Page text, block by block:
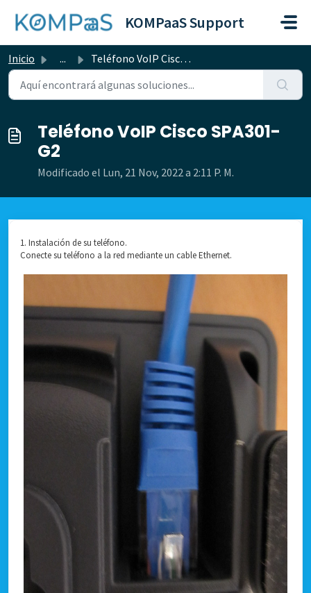
KOMPaaS Support
Inicio ... Teléfono VoIP Cisco SPA301-G2
Teléfono VoIP Cisco SPA301-
G2
Modificado el Lun, 21 Nov, 2022 a 2:11 P. M.
1. Instalación de su teléfono.
Conecte su teléfono a la red mediante un cable Ethernet.